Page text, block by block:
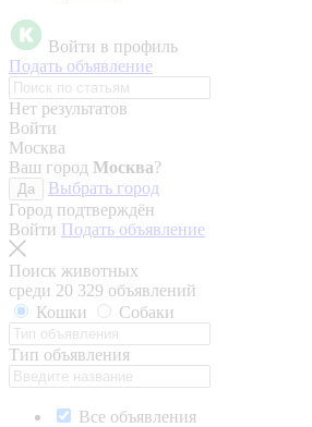
Войти в профиль
Подать объявление
Нет результатов
Войти
Москва
Ваш город Москва?
Да
Выбрать город
Город подтверждён
Войти Подать объявление
Поиск животных
среди 20 329 объявлений
Кошки
Собаки
Тип объявления
Все объявления